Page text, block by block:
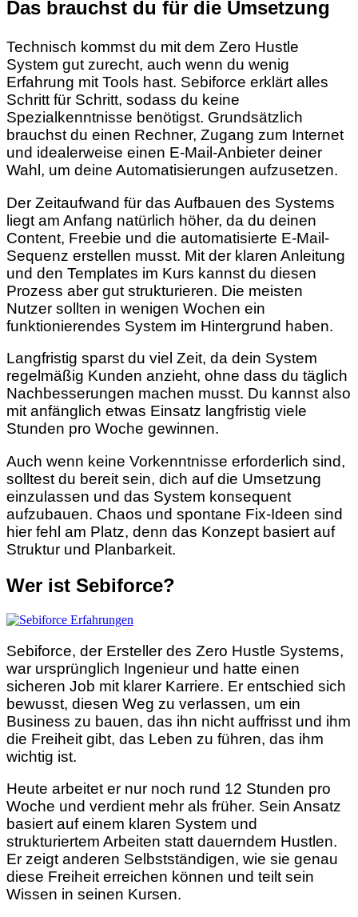
Das brauchst du für die Umsetzung
Technisch kommst du mit dem Zero Hustle
System gut zurecht, auch wenn du wenig
Erfahrung mit Tools hast. Sebiforce erklärt alles
Schritt für Schritt, sodass du keine
Spezialkenntnisse benötigst. Grundsätzlich
brauchst du einen Rechner, Zugang zum Internet
und idealerweise einen E-Mail-Anbieter deiner
Wahl, um deine Automatisierungen aufzusetzen.
Der Zeitaufwand für das Aufbauen des Systems
liegt am Anfang natürlich höher, da du deinen
Content, Freebie und die automatisierte E-Mail-
Sequenz erstellen musst. Mit der klaren Anleitung
und den Templates im Kurs kannst du diesen
Prozess aber gut strukturieren. Die meisten
Nutzer sollten in wenigen Wochen ein
funktionierendes System im Hintergrund haben.
Langfristig sparst du viel Zeit, da dein System
regelmäßig Kunden anzieht, ohne dass du täglich
Nachbesserungen machen musst. Du kannst also
mit anfänglich etwas Einsatz langfristig viele
Stunden pro Woche gewinnen.
Auch wenn keine Vorkenntnisse erforderlich sind,
solltest du bereit sein, dich auf die Umsetzung
einzulassen und das System konsequent
aufzubauen. Chaos und spontane Fix-Ideen sind
hier fehl am Platz, denn das Konzept basiert auf
Struktur und Planbarkeit.
Wer ist Sebiforce?
Sebiforce, der Ersteller des Zero Hustle Systems,
war ursprünglich Ingenieur und hatte einen
sicheren Job mit klarer Karriere. Er entschied sich
bewusst, diesen Weg zu verlassen, um ein
Business zu bauen, das ihn nicht auffrisst und ihm
die Freiheit gibt, das Leben zu führen, das ihm
wichtig ist.
Heute arbeitet er nur noch rund 12 Stunden pro
Woche und verdient mehr als früher. Sein Ansatz
basiert auf einem klaren System und
strukturiertem Arbeiten statt dauerndem Hustlen.
Er zeigt anderen Selbstständigen, wie sie genau
diese Freiheit erreichen können und teilt sein
Wissen in seinen Kursen.